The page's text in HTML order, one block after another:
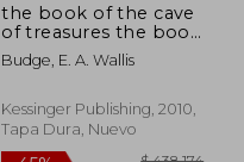
dcto. $
the book of the cave
of treasures the book
of the cave of
treasures (en Inglés)
Budge, E. A. Wallis
Kessinger Publishing, 2010,
Tapa Dura, Nuevo